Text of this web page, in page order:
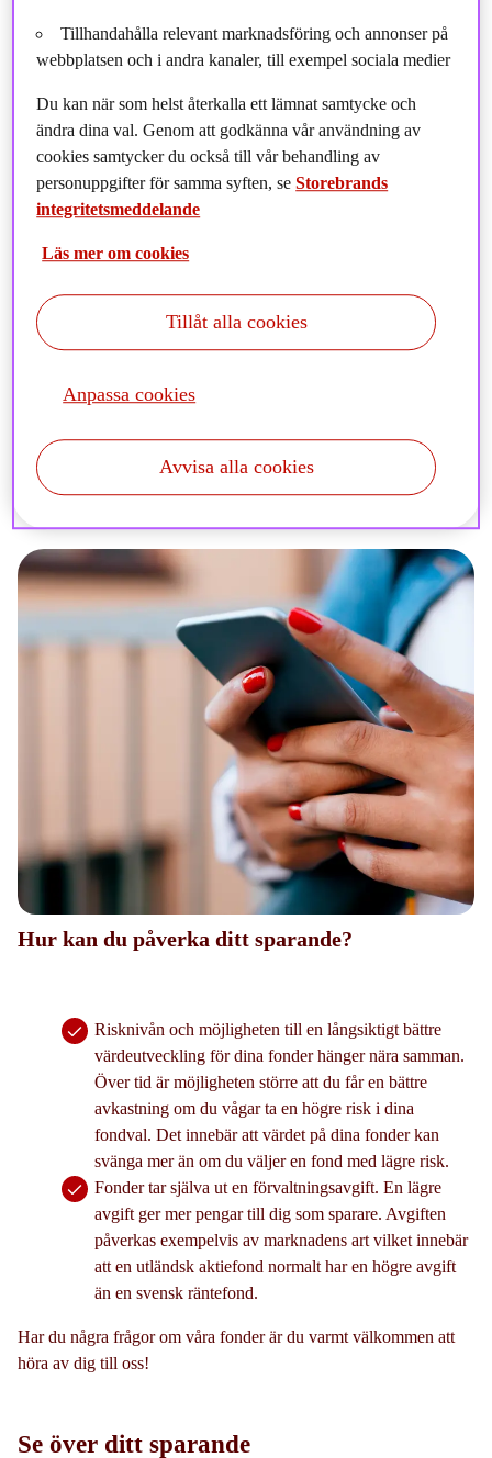
Historisk avkastning är ingen garanti för framtida utveckling.
värde och det är inte säkert att du får tillbaka hela det insatta
kraftigt i värde. Faktablad, informationsbroschyrer,
hållbarhetsrelaterade upplysningar samt information om
www.storebrand.se/rattigheter
Hur kan du påverka ditt sparande?
Risknivån och möjligheten till en långsiktigt bättre
värdeutveckling för dina fonder hänger nära samman.
Över tid är möjligheten större att du får en bättre
avkastning om du vågar ta en högre risk i dina
fondval. Det innebär att värdet på dina fonder kan
svänga mer än om du väljer en fond med lägre risk.
Fonder tar själva ut en förvaltningsavgift. En lägre
avgift ger mer pengar till dig som sparare. Avgiften
påverkas exempelvis av marknadens art vilket innebär
att en utländsk aktiefond normalt har en högre avgift
än en svensk räntefond.
Har du några frågor om våra fonder är du varmt välkommen att
höra av dig till oss!
Se över ditt sparande
Tillhandahålla relevant marknadsföring och annonser på
webbplatsen och i andra kanaler, till exempel sociala medier
Du kan när som helst återkalla ett lämnat samtycke och
ändra dina val. Genom att godkänna vår användning av
cookies samtycker du också till vår behandling av
personuppgifter för samma syften, seStorebrands
integritetsmeddelande
Läs mer om cookies
Anpassa cookies
Avvisa alla cookies
Tillåt alla cookies